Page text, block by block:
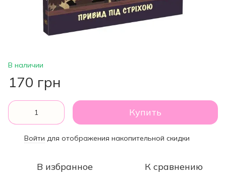
В наличии
170 грн
Купить
Войти для отображения накопительной скидки
В избранное К сравнению